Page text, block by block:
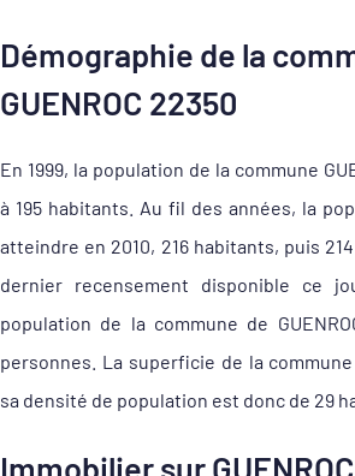
Démographie de la
GUENROC 22350
En 1999, la population de la commune
à 195 habitants. Au fil des années, la
atteindre en 2010, 216 habitants, puis
dernier recensement disponible ce
population de la commune de
personnes. La superficie de la
sa densité de population est donc de 29
Immobilier sur